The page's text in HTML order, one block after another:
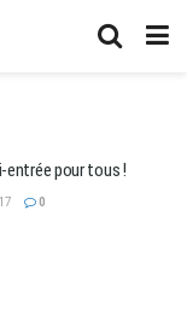
entrée pour tous !
0